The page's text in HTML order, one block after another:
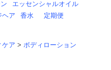
エッセンシャルオイル
ヘア 香水 定期便
ケア > ボディローション